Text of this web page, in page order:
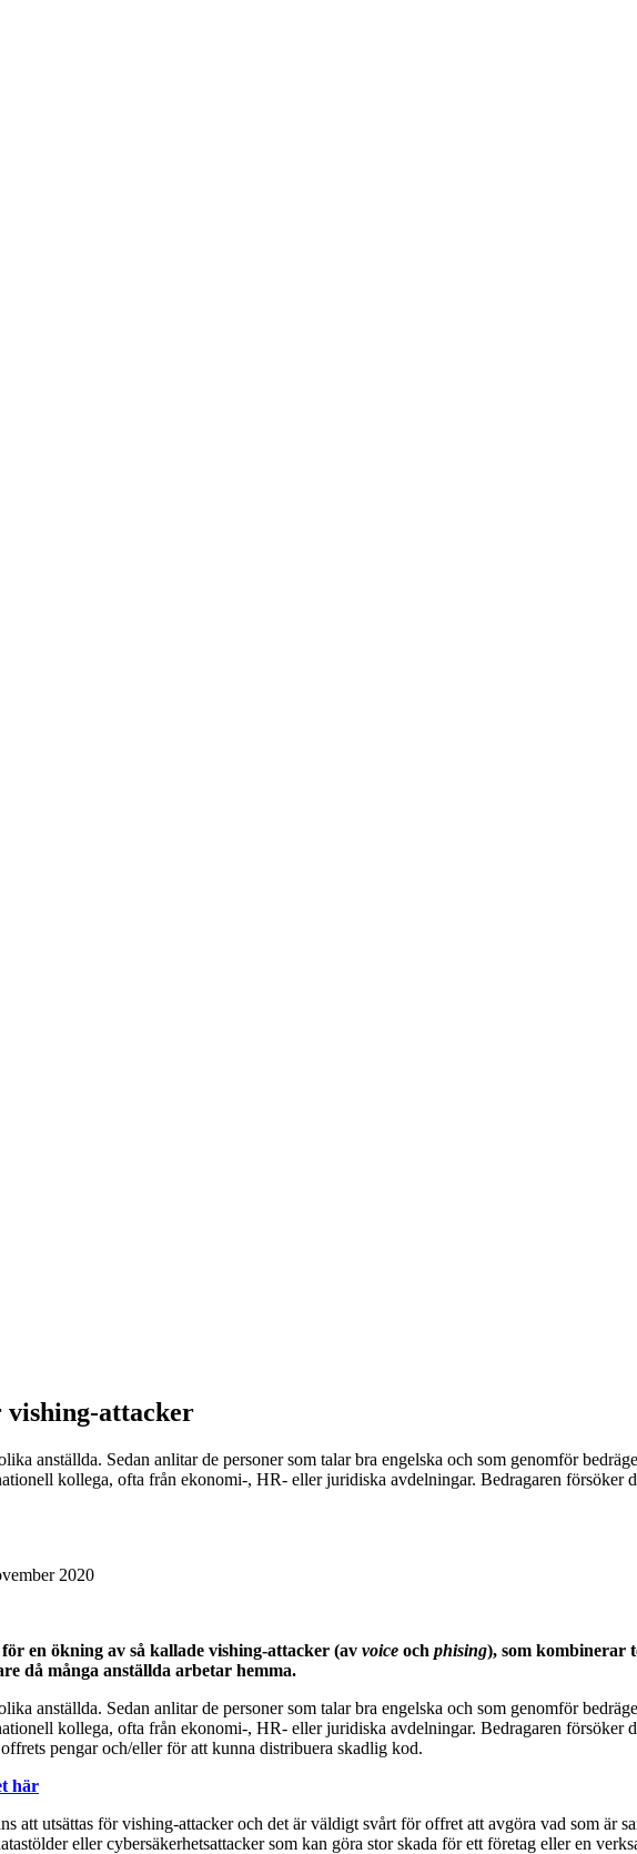
attacker
anställda. Sedan anlitar de personer som talar bra engelska och som genomför
kollega, ofta från ekonomi-, HR- eller juridiska avdelningar. Bedragaren
2020
en ökning av så kallade vishing-attacker (av voice och phising), som kombinerar
då många anställda arbetar hemma.
anställda. Sedan anlitar de personer som talar bra engelska och som genomför
kollega, ofta från ekonomi-, HR- eller juridiska avdelningar. Bedragaren
pengar och/eller för att kunna distribuera skadlig kod.
här
att utsättas för vishing-attacker och det är väldigt svårt för offret att avgöra vad som är
eller cybersäkerhetsattacker som kan göra stor skada för ett företag eller en